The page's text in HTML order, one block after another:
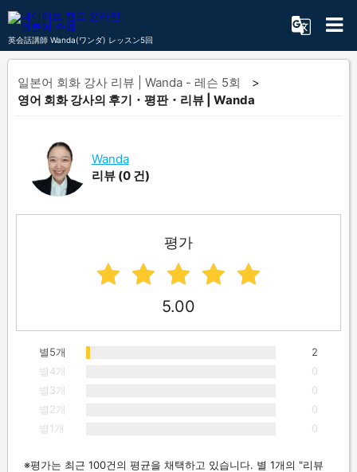
英会話講師 Wanda(ワンダ) レッスン5回
일본어 회화 강사 리뷰 | Wanda - 레슨 5회
영어 회화 강사의 후기・평판・리뷰 | Wanda
Wanda
리뷰 (0 건)
평가
5.00
별5개
2
별4개
0
별3개
0
별2개
0
별1개
0
평가는 최근 100건의 평균을 채택하고 있습니다. 별 1개의 "리뷰